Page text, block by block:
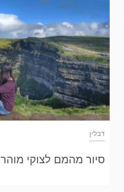
דבלין
סיור מהמם לצוקי מוהר Cliffs of Moher